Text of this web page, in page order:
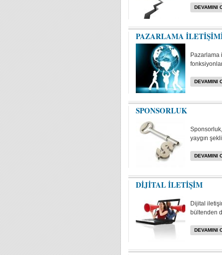
DEVAMINI
PAZARLAMA
Pazarlama
DEVAMINI
SPONSORLUK
yaygın
DEVAMINI
DİJİTAL İLETİŞİM
Dijital
bültenden
DEVAMINI